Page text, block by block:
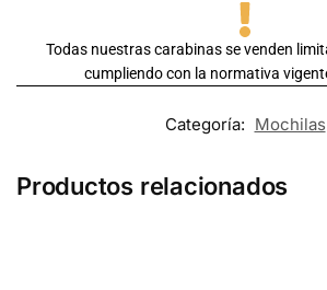
Todas nuestras carabinas se venden
cumpliendo con la normativa
Categoría: Mochilas
Productos relacionados